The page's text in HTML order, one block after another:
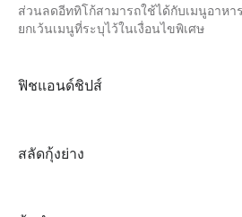
ส่วนลดอีททิโก้สามารถใช้ได้กับเมนูอาหา
ยกเว้นเมนูที่ระบุไว้ในเงื่อนไขพิเศษ
ฟิชแอนด์ชิปส์
สลัดกุ้งย่าง